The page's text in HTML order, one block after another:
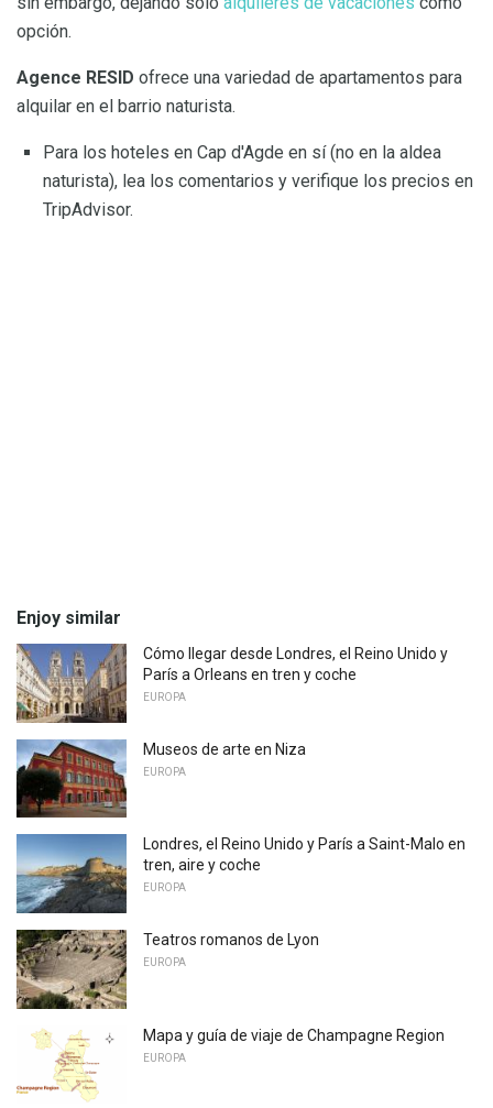
opción.
Agence RESID ofrece una variedad de apartamentos para
alquilar en el barrio naturista.
Para los hoteles en Cap d'Agde en sí (no en la aldea
naturista), lea los comentarios y verifique los precios en
TripAdvisor.
Enjoy similar
Cómo llegar desde Londres, el Reino Unido y
París a Orleans en tren y coche
EUROPA
Museos de arte en Niza
EUROPA
Londres, el Reino Unido y París a Saint-Malo en
tren, aire y coche
EUROPA
Teatros romanos de Lyon
EUROPA
Mapa y guía de viaje de Champagne Region
EUROPA